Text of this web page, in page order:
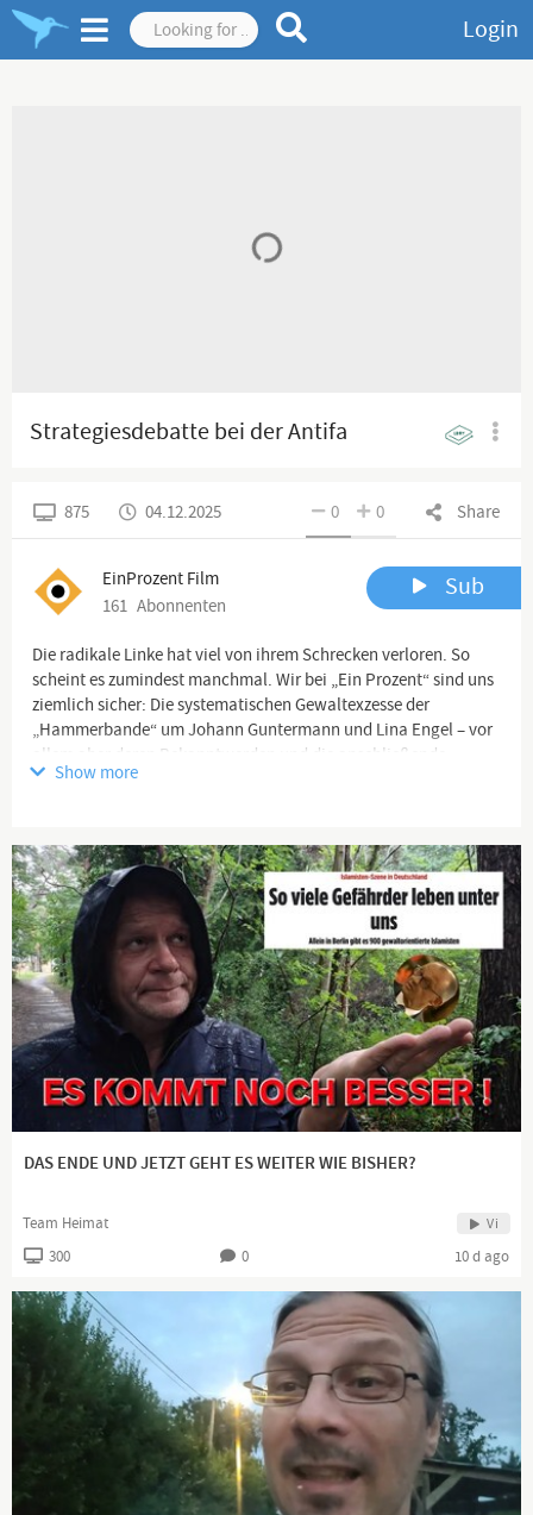
Login
Strategiesdebatte bei der Antifa
Share
0 0
875 04.12.2025
EinProzent Film
161 Abonnenten
Sub
Die radikale Linke hat viel von ihrem Schrecken verloren. So
scheint es zumindest manchmal. Wir bei „Ein Prozent“ sind uns
ziemlich sicher: Die systematischen Gewaltexzesse der
„Hammerbande“ um Johann Guntermann und Lina Engel – vor
allem aber deren Bekanntwerden und die anschließende
akribische Aufarbeitung durch alternative Medien – haben die
aktuell auch an ihrem Mobilisierungspotenzial in Gießen und
Halle. Mehr in der neuen Lagebesprechung.
Channel description
Die Bürgerinitiative „Ein Prozent“ versteht sich als
professionelle Widerstandsplattform für deutsche Interessen. Als
erste seriöse Lobbyorganisation für verantwortungsbewusste,
heimatliebende Bürger arbeiten wir daran, einer schweigenden
Mehrheit von unzufriedenen Demokraten endlich wieder eine
Stimme zu schenken und ihnen Gehör zu verschaffen.
Show more
DAS ENDE UND JETZT GEHT ES WEITER WIE BISHER?
Team Heimat Vi
300 0 10 d ago